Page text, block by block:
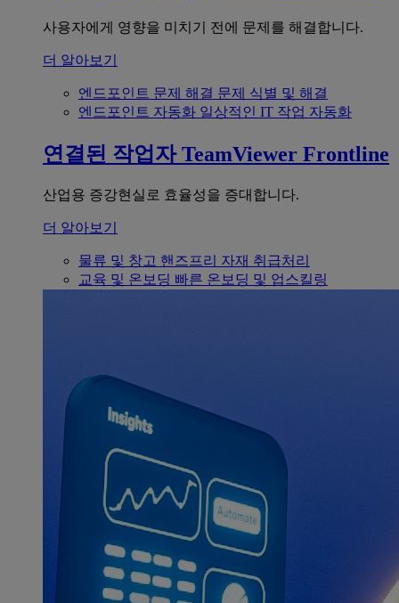
사용자에게 영향을 미치기 전에 문제를 해결합니다.
더 알아보기
엔드포인트 문제 해결 문제 식별 및 해결
엔드포인트 자동화 일상적인 IT 작업 자동화
연결된 작업자 TeamViewer Frontline
산업용 증강현실로 효율성을 증대합니다.
더 알아보기
물류 및 창고 핸즈프리 자재 취급처리
교육 및 온보딩 빠른 온보딩 및 업스킬링